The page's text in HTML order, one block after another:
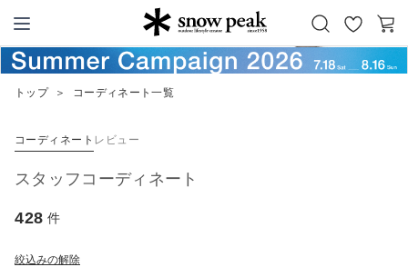
Snow Peak
お
気
カ
ー
トップ ＞ コーディネート一覧
コーディネート レビュー
スタッフコーディネート
428 件
絞込みの解除